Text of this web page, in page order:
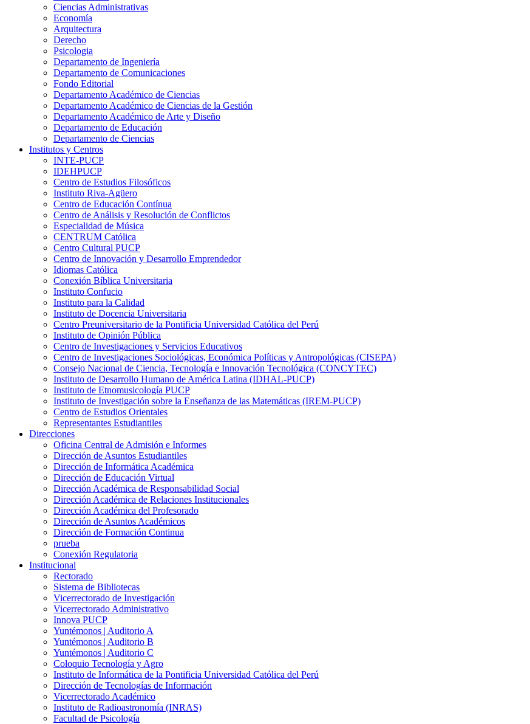
Ciencias Administrativas
Economía
Arquitectura
Derecho
Psicologia
Departamento de Ingeniería
Departamento de Comunicaciones
Fondo Editorial
Departamento Académico de Ciencias
Departamento Académico de Ciencias de la Gestión
Departamento Académico de Arte y Diseño
Departamento de Educación
Departamento de Ciencias
Institutos y Centros
INTE-PUCP
IDEHPUCP
Centro de Estudios Filosóficos
Instituto Riva-Agüero
Centro de Educación Contínua
Centro de Análisis y Resolución de Conflictos
Especialidad de Música
CENTRUM Católica
Centro Cultural PUCP
Centro de Innovación y Desarrollo Emprendedor
Idiomas Católica
Conexión Bíblica Universitaria
Instituto Confucio
Instituto para la Calidad
Instituto de Docencia Universitaria
Centro Preuniversitario de la Pontificia Universidad Católica del Perú
Instituto de Opinión Pública
Centro de Investigaciones y Servicios Educativos
Centro de Investigaciones Sociológicas, Económica Políticas y Antropológicas (CISEPA)
Consejo Nacional de Ciencia, Tecnología e Innovación Tecnológica (CONCYTEC)
Instituto de Desarrollo Humano de América Latina (IDHAL-PUCP)
Instituto de Etnomusicología PUCP
Instituto de Investigación sobre la Enseñanza de las Matemáticas (IREM-PUCP)
Centro de Estudios Orientales
Representantes Estudiantiles
Direcciones
Oficina Central de Admisión e Informes
Dirección de Asuntos Estudiantiles
Dirección de Informática Académica
Dirección de Educación Virtual
Dirección Académica de Responsabilidad Social
Dirección Académica de Relaciones Institucionales
Dirección Académica del Profesorado
Dirección de Asuntos Académicos
Dirección de Formación Continua
prueba
Conexión Regulatoria
Institucional
Rectorado
Sistema de Bibliotecas
Vicerrectorado de Investigación
Vicerrectorado Administrativo
Innova PUCP
Yuntémonos | Auditorio A
Yuntémonos | Auditorio B
Yuntémonos | Auditorio C
Coloquio Tecnología y Agro
Instituto de Informática de la Pontificia Universidad Católica del Perú
Dirección de Tecnologías de Información
Vicerrectorado Académico
Instituto de Radioastronomía (INRAS)
Facultad de Psicología